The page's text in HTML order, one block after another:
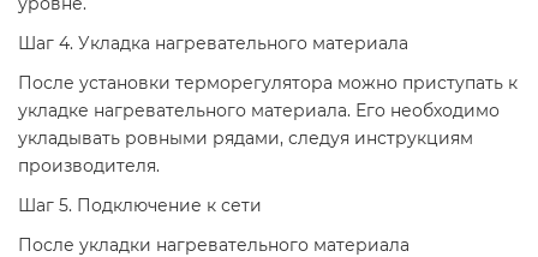
Шаг 4. Укладка нагревательного материала
После установки терморегулятора можно приступать к
укладке нагревательного материала. Его необходимо
укладывать ровными рядами, следуя инструкциям
производителя.
Шаг 5. Подключение к сети
После укладки нагревательного материала